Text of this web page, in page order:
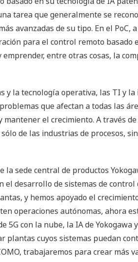
tarea que generalmente se
avanzadas de su tipo. En el PoC,
para el control remoto basado
entre otras cosas, la
la tecnología operativa, las TI y
que afectan a todas las
el crecimiento. A través
de las industrias de procesos,
sede central de productos
desarrollo de sistemas de
y hemos apoyado el
operaciones autónomas, ahora
con la nube, la IA de Yokogawa
cuyos sistemas puedan
trabajaremos para crear más